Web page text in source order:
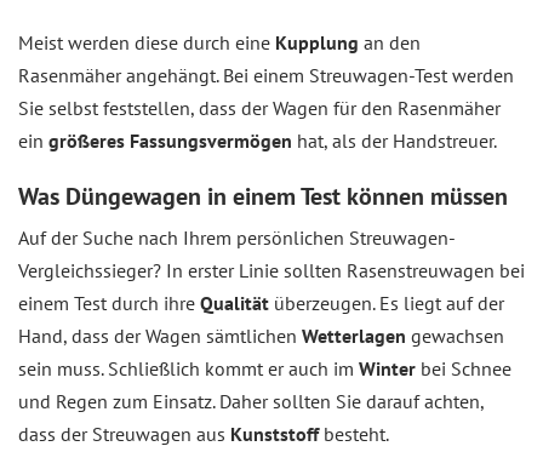
Meist werden diese durch eine Kupplung an den
Rasenmäher angehängt. Bei einem Streuwagen-Test werden
Sie selbst feststellen, dass der Wagen für den Rasenmäher
ein größeres Fassungsvermögen hat, als der Handstreuer.
Was Düngewagen in einem Test können müssen
Auf der Suche nach Ihrem persönlichen Streuwagen-
Vergleichssieger? In erster Linie sollten Rasenstreuwagen bei
einem Test durch ihre Qualität überzeugen. Es liegt auf der
Hand, dass der Wagen sämtlichen Wetterlagen gewachsen
sein muss. Schließlich kommt er auch im Winter bei Schnee
und Regen zum Einsatz. Daher sollten Sie darauf achten,
dass der Streuwagen aus Kunststoffbesteht.